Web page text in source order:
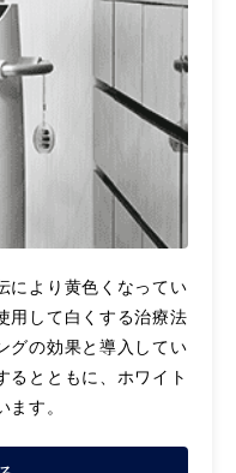
により黄色くなってい
用して白くする治療法
グの効果と導入してい
るとともに、ホワイト
ます。